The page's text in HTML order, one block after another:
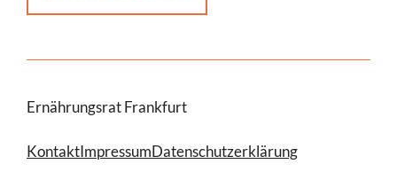
Ernährungsrat Frankfurt
KontaktImpressumDatenschutzerklärung